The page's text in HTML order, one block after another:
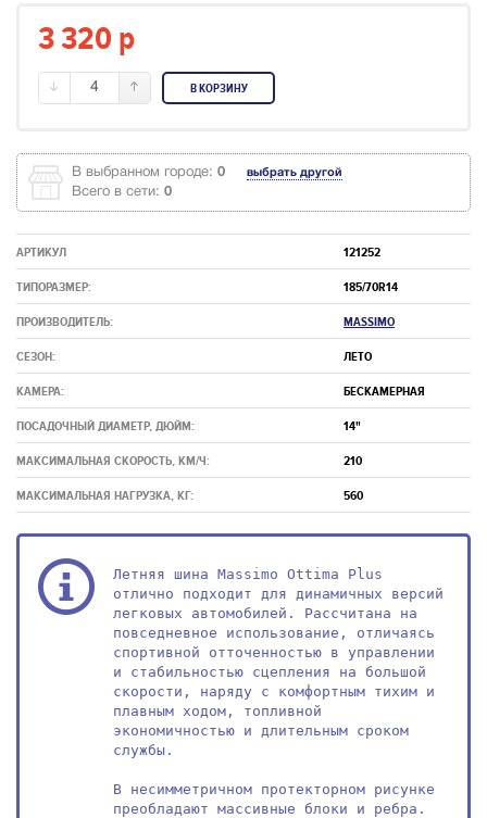
3 320 p
4 В КОРЗИНУ
В выбранном городе: 0 выбрать другой
Всего в сети: 0
АРТИКУЛ 121252
ТИПОРАЗМЕР: 185/70R14
ПРОИЗВОДИТЕЛЬ: MASSIMO
СЕЗОН: ЛЕТО
КАМЕРА: БЕСКАМЕРНАЯ
ПОСАДОЧНЫЙ ДИАМЕТР, ДЮЙМ: 14"
МАКСИМАЛЬНАЯ СКОРОСТЬ, КМ/Ч: 210
МАКСИМАЛЬНАЯ НАГРУЗКА, КГ: 560
Летняя шина Massimo Ottima Plus
отлично подходит для динамичных версий
легковых автомобилей. Рассчитана на
повседневное использование, отличаясь
спортивной отточенностью в управлении
и стабильностью сцепления на большой
скорости, наряду с комфортным тихим и
плавным ходом, топливной
экономичностью и длительным сроком
службы.
В несимметричном протекторном рисунке
преобладают массивные блоки и ребра.